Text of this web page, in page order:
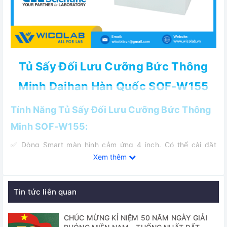
Tủ Sấy Đối Lưu Cưỡng Bức Thông
Minh Daihan Hàn Quốc SOF-W155
Tính Năng Tủ Sấy Đối Lưu Cưỡng Bức Thông
Minh SOF-W155:
✅ Dòng Smart màn hình cảm ứng 4 inch. Có thể cài đặt
giám sát nhiệt độ qua APP. Nhiệt độ RT+5 đến 250 độ C.
số Fuzzy
trình sấy.
Xem thêm
Tin tức liên quan
CHÚC MỪNG KỈ NIỆM 50 NĂM NGÀY GIẢI